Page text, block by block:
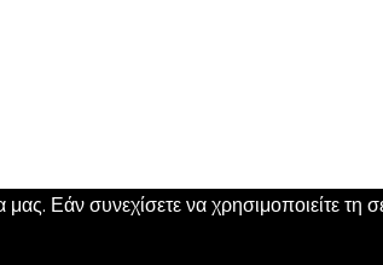
Εάν συνεχίσετε να χρησιμοποιείτε τη